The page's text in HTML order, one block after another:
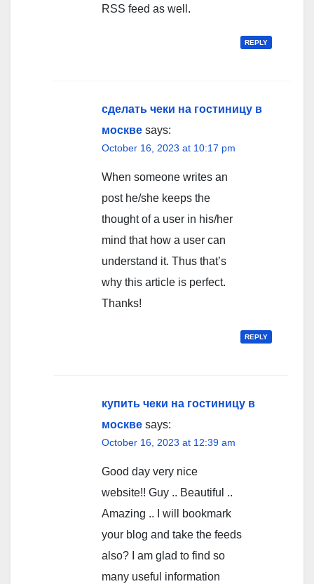
RSS feed as well.
REPLY
сделать чеки на гостиницу в
москве says:
October 16, 2023 at 10:17 pm
When someone writes an
post he/she keeps the
thought of a user in his/her
mind that how a user can
understand it. Thus that’s
why this article is perfect.
Thanks!
REPLY
купить чеки на гостиницу в
москве says:
October 16, 2023 at 12:39 am
Good day very nice
website!! Guy .. Beautiful ..
Amazing .. I will bookmark
your blog and take the feeds
also? I am glad to find so
many useful information